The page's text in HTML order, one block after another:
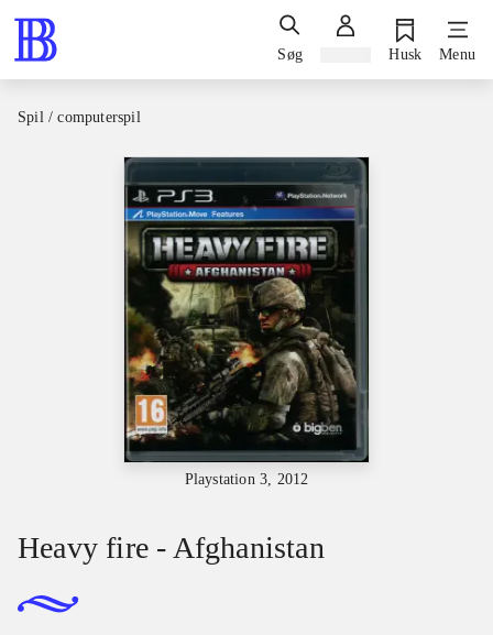
Søg Husk Menu
Spil / computerspil
Playstation 3, 2012
Heavy fire - Afghanistan